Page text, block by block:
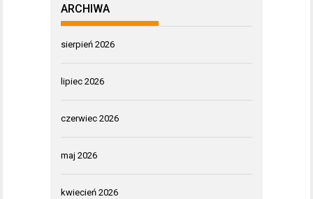
ARCHIWA
sierpień 2026
lipiec 2026
czerwiec 2026
maj 2026
kwiecień 2026